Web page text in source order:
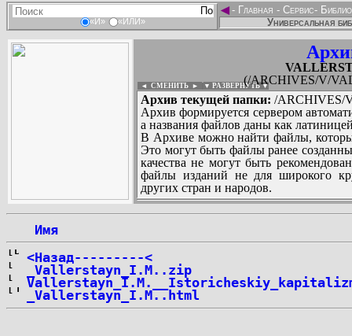
«И» «ИЛИ»
◄- Главная - Сервис-
Универсальная
(/ARCHIVES/V/
◄ СМЕНИТЬ ► ▼ РАЗВЕРНУТЬ ▼
Архив текущей папки: /ARCHIVES/
Архив формируется сервером
а названия файлов даны как
В Архиве можно найти файлы,
Это могут быть файлы ранее
качества не могут быть
файлы изданий не для широкого
других стран и народов.
Имя
<Назад---------<
_Vallerstayn_I.M..zip
_Vallerstayn_I.M..html